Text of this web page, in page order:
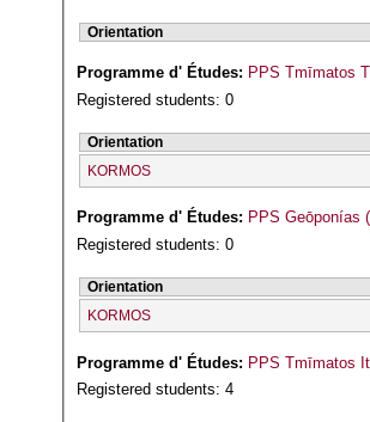
Orientation
Programme d' Études: PPS Tmīmatos
Registered students: 0
Orientation
KORMOS
Programme d' Études: PPS Geōponías
Registered students: 0
Orientation
KORMOS
Programme d' Études: PPS Tmīmatos
Registered students: 4